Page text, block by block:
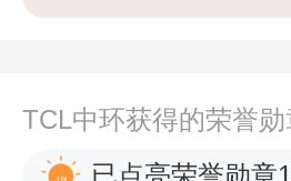
TCL中环获得的荣誉
已点亮荣誉勋章